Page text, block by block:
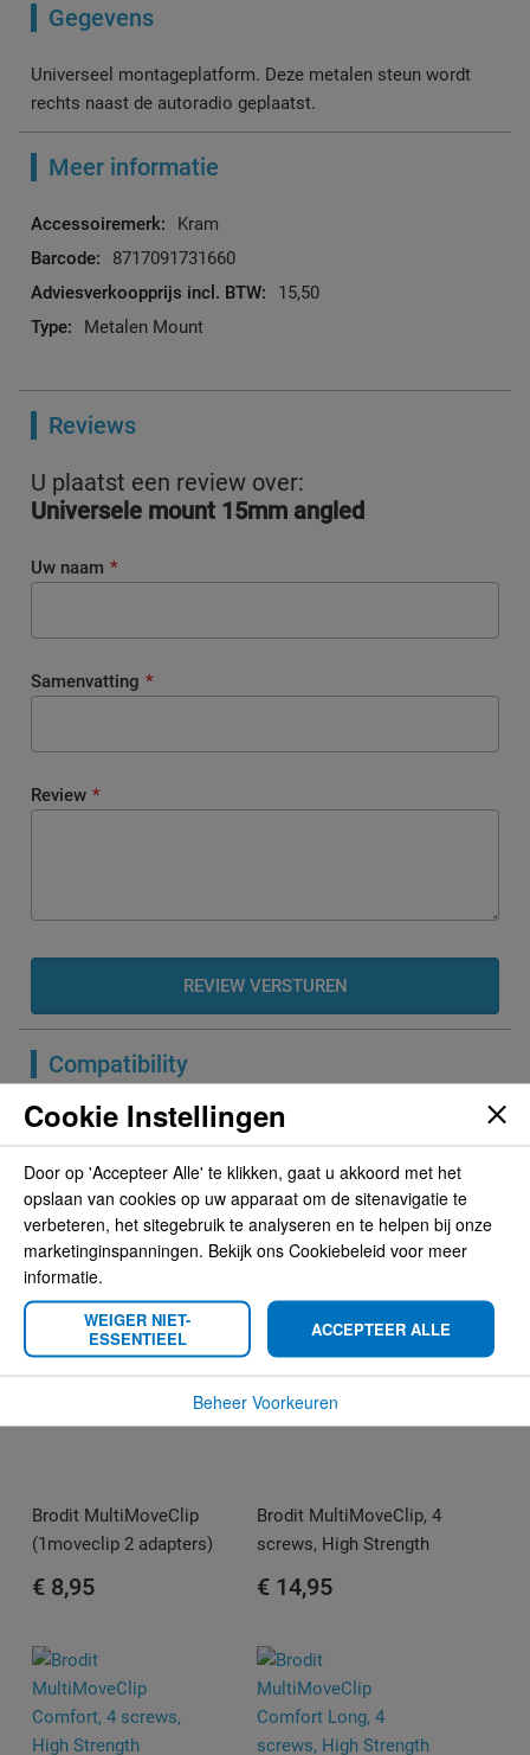
Gegevens
Universeel montageplatform. Deze metalen steun wordt
rechts naast de autoradio geplaatst.
Meer informatie
Meer
informatie
Kram
8717091731660
15,50
Metalen Mount
Reviews
U plaatst een review over:
Universele mount 15mm angled
Uw naam
Samenvatting
Review
REVIEW VERSTUREN
Compatibility
Gerelateerde producten
Brodit MultiMoveClip
(1moveclip 2 adapters)
€ 8,95
Brodit MultiMoveClip, 4
screws, High Strength
€ 14,95
Cookie Instellingen
Door op 'Accepteer Alle' te klikken, gaat u akkoord met het
opslaan van cookies op uw apparaat om de sitenavigatie te
verbeteren, het sitegebruik te analyseren en te helpen bij onze
marketinginspanningen. Bekijk ons Cookiebeleid voor meer
informatie.
WEIGER NIET-
ESSENTIEEL
ACCEPTEER ALLE
Beheer Voorkeuren